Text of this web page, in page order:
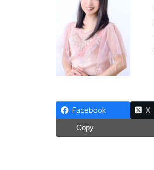
Facebook X
Copy